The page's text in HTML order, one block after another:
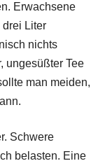
Erwachsene
Liter
nichts
ungesüßter Tee
man meiden,
Schwere
belasten. Eine